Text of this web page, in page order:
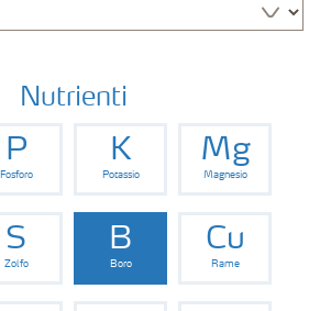
Nutrienti
P
Fosforo
K
Potassio
Mg
Magnesio
S
Zolfo
B
Boro
Cu
Rame